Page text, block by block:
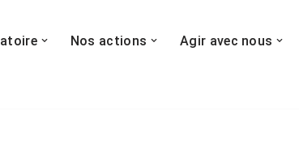
Nos actions Agir avec nous